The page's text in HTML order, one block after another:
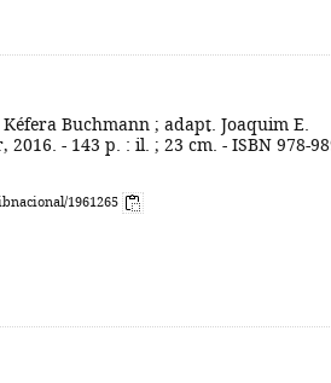
Kéfera Buchmann ; adapt. Joaquim E.
- 143 p. : il. ; 23 cm. - ISBN 978-
1961265